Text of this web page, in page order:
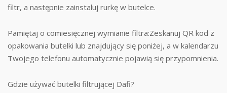
filtr, a następnie zainstaluj rurkę w butelce.
Pamiętaj o comiesięcznej wymianie filtra:Zeskanuj QR kod z
opakowania butelki lub znajdujący się poniżej, a w kalendarzu
Twojego telefonu automatycznie pojawią się przypomnienia.
Gdzie używać butelki filtrującej Dafi?